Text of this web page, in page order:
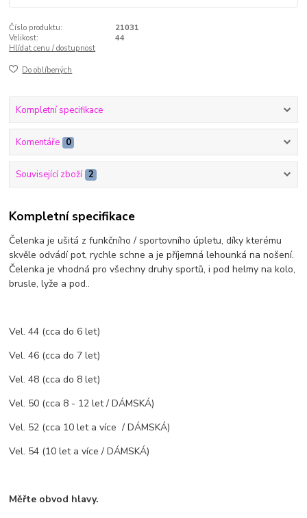
Číslo produktu:
21031
Velikost:
44
Hlídat cenu / dostupnost
Do oblíbených
Kompletní specifikace
Komentáře 0
Související zboží 2
Kompletní specifikace
Čelenka je ušitá z funkčního / sportovního úpletu, díky kterému
skvěle odvádí pot, rychle schne a je příjemná lehounká na nošení.
Čelenka je vhodná pro všechny druhy sportů, i pod helmy na kolo,
brusle, lyže a pod..
Vel. 44 (cca do 6 let)
Vel. 46 (cca do 7 let)
Vel. 48 (cca do 8 let)
Vel. 50 (cca 8 - 12 let / DÁMSKÁ)
Vel. 52 (cca 10 let a více / DÁMSKÁ)
Vel. 54 (10 let a více / DÁMSKÁ)
Měřte obvod hlavy.